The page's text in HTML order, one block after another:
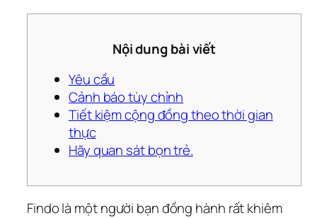
Nội dung bài viết
Yêu cầu
Cảnh báo tùy chỉnh
Tiết kiệm cộng đồng theo thời gian
thực
Hãy quan sát bọn trẻ.
Findo là một người bạn đồng hành rất khiêm